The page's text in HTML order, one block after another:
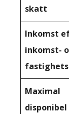
skatt
Inkomst
inkomst-
Maximal
disponibel